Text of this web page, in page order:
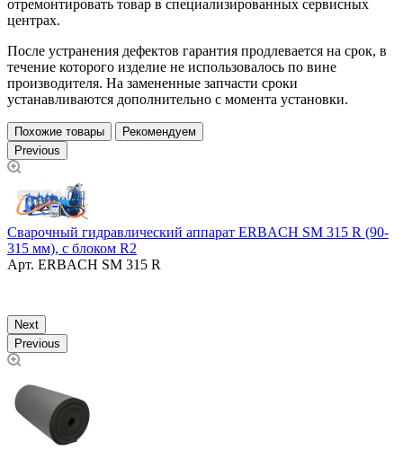
отремонтировать товар в специализированных сервисных
центрах.
После устранения дефектов гарантия продлевается на срок, в
течение которого изделие не использовалось по вине
производителя. На замененные запчасти сроки
устанавливаются дополнительно с момента установки.
Похожие товары
Рекомендуем
Previous
Сварочный гидравлический аппарат ERBACH SM 315 R (90-
315 мм), с блоком R2
Арт. ERBACH SM 315 R
Next
Previous